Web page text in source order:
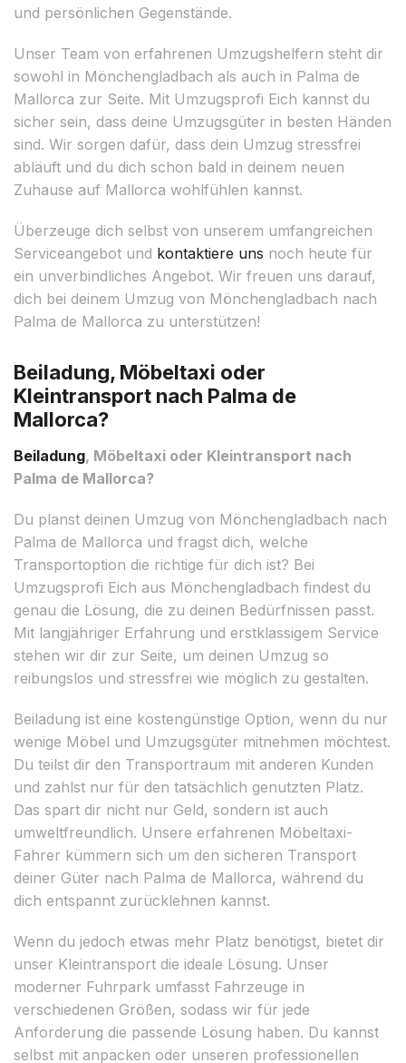
und persönlichen Gegenstände.
Unser Team von erfahrenen Umzugshelfern steht dir
sowohl in Mönchengladbach als auch in Palma de
Mallorca zur Seite. Mit Umzugsprofi Eich kannst du
sicher sein, dass deine Umzugsgüter in besten Händen
sind. Wir sorgen dafür, dass dein Umzug stressfrei
abläuft und du dich schon bald in deinem neuen
Zuhause auf Mallorca wohlfühlen kannst.
Überzeuge dich selbst von unserem umfangreichen
Serviceangebot und kontaktiere uns noch heute für
ein unverbindliches Angebot. Wir freuen uns darauf,
dich bei deinem Umzug von Mönchengladbach nach
Palma de Mallorca zu unterstützen!
Beiladung, Möbeltaxi oder
Kleintransport nach Palma de
Mallorca?
Beiladung, Möbeltaxi oder Kleintransport nach
Palma de Mallorca?
Du planst deinen Umzug von Mönchengladbach nach
Palma de Mallorca und fragst dich, welche
Transportoption die richtige für dich ist? Bei
Umzugsprofi Eich aus Mönchengladbach findest du
genau die Lösung, die zu deinen Bedürfnissen passt.
Mit langjähriger Erfahrung und erstklassigem Service
stehen wir dir zur Seite, um deinen Umzug so
reibungslos und stressfrei wie möglich zu gestalten.
Beiladung ist eine kostengünstige Option, wenn du nur
wenige Möbel und Umzugsgüter mitnehmen möchtest.
Du teilst dir den Transportraum mit anderen Kunden
und zahlst nur für den tatsächlich genutzten Platz.
Das spart dir nicht nur Geld, sondern ist auch
umweltfreundlich. Unsere erfahrenen Möbeltaxi-
Fahrer kümmern sich um den sicheren Transport
deiner Güter nach Palma de Mallorca, während du
dich entspannt zurücklehnen kannst.
Wenn du jedoch etwas mehr Platz benötigst, bietet dir
unser Kleintransport die ideale Lösung. Unser
moderner Fuhrpark umfasst Fahrzeuge in
verschiedenen Größen, sodass wir für jede
Anforderung die passende Lösung haben. Du kannst
selbst mit anpacken oder unseren professionellen